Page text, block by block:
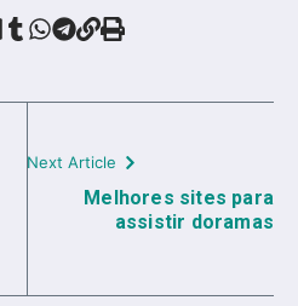
Next Article
Melhores sites para
assistir doramas